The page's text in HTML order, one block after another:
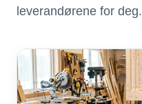
leverandørene for deg.